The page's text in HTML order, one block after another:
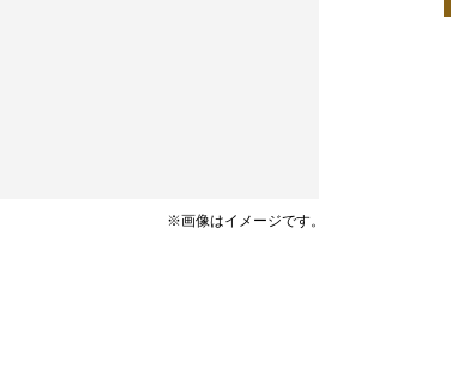
※画像はイメージです。